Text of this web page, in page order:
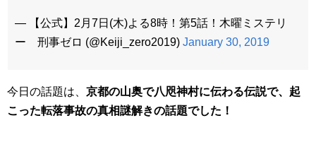
— 【公式】2月7日(木)よる8時！第5話！木曜ミステリ
ー 刑事ゼロ (@Keiji_zero2019) January 30, 2019
今日の話題は、 京都の山奥で八咫神村に伝わる伝説で、起
こった転落事故の真相謎解きの話題でした！